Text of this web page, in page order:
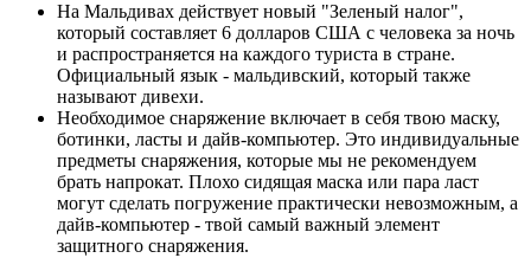
На Мальдивах действует новый "Зеленый налог",
который составляет 6 долларов США с человека за ночь
и распространяется на каждого туриста в стране.
Официальный язык - мальдивский, который также
называют дивехи.
Необходимое снаряжение включает в себя твою маску,
ботинки, ласты и дайв-компьютер. Это индивидуальные
предметы снаряжения, которые мы не рекомендуем
брать напрокат. Плохо сидящая маска или пара ласт
могут сделать погружение практически невозможным, а
дайв-компьютер - твой самый важный элемент
защитного снаряжения.